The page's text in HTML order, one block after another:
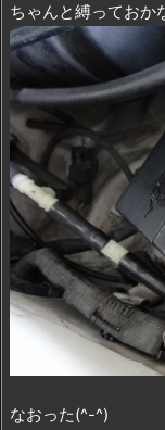
ちゃんと縛っておか
なおった(^-^)